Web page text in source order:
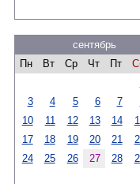
сентябрь
Пн
Вт Ср Чт Пт
3
4 5 6 7
10
11 12 13 14
17
18 19 20 21
24
25 26 27 28